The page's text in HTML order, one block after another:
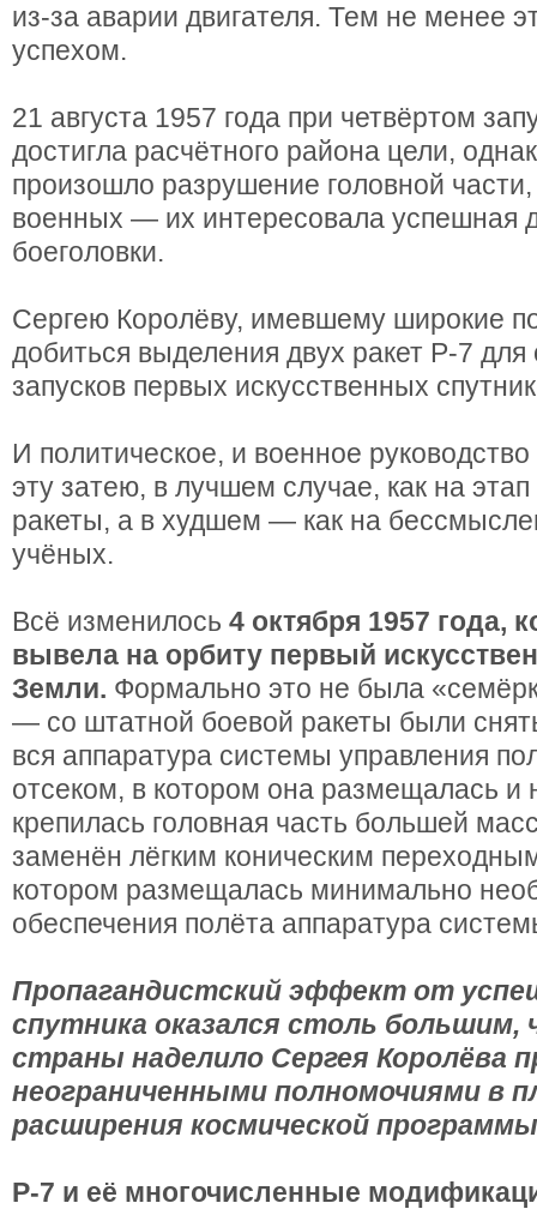
из-за аварии двигателя. Тем не менее
успехом.
21 августа 1957 года при четвёртом
достигла расчётного района цели,
произошло разрушение головной
военных — их интересовала успешная
боеголовки.
Сергею Королёву, имевшему широкие
добиться выделения двух ракет Р-7
запусков первых искусственных
И политическое, и военное
эту затею, в лучшем случае, как на
ракеты, а в худшем — как на
учёных.
Всё изменилось 4 октября 1957 года,
вывела на орбиту первый
Земли. Формально это не была
— со штатной боевой ракеты были
вся аппаратура системы управления
отсеком, в котором она размещалась и
крепилась головная часть большей
заменён лёгким коническим
котором размещалась минимально
обеспечения полёта аппаратура
Пропагандистский эффект от
спутника оказался столь большим,
страны наделило Сергея Королёва
неограниченными полномочиями в
расширения космической
Р-7 и её многочисленные